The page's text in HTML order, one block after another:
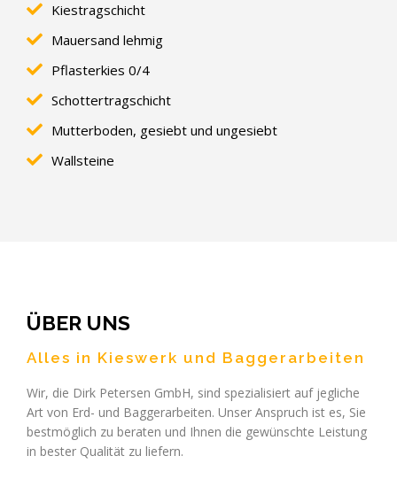
Kiestragschicht
Mauersand lehmig
Pflasterkies 0/4
Schottertragschicht
Mutterboden, gesiebt und ungesiebt
Wallsteine
ÜBER UNS
Alles in Kieswerk und Baggerarbeiten
Wir, die Dirk Petersen GmbH, sind spezialisiert auf jegliche
Art von Erd- und Baggerarbeiten. Unser Anspruch ist es, Sie
bestmöglich zu beraten und Ihnen die gewünschte Leistung
in bester Qualität zu liefern.